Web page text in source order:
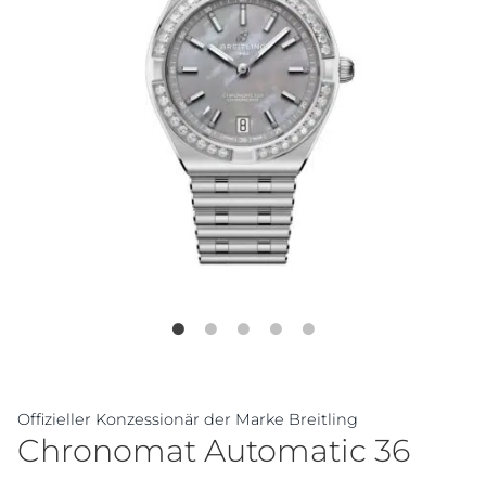
Offizieller Konzessionär der Marke Breitling
Chronomat Automatic 36